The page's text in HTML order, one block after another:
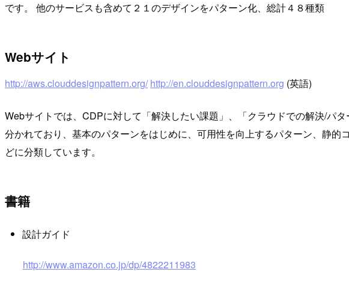
です。 他のサービスも含めて２１のデザインをパターン化、総計４８種類
Webサイト
http://aws.clouddesignpattern.org/ http://en.clouddesignpattern.org (英語)
Webサイトでは、CDPに対して「解決したい課題」、「クラウドでの解決/パ
分かれており、基本のパターンをはじめに、可用性を向上するパターン、静
どに分類しています。
書籍
設計ガイド
http://www.amazon.co.jp/dp/4822211983